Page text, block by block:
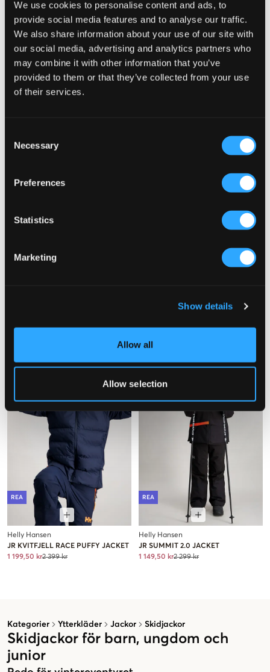
We use cookies to personalise content and ads, to
provide social media features and to analyse our traffic.
We also share information about your use of our site with
our social media, advertising and analytics partners who
may combine it with other information that you’ve
provided to them or that they’ve collected from your use
of their services.
Selection
Necessary
Preferences
Statistics
Marketing
Show details
Allow all
Allow selection
Kategorier Ytterkläder Jackor Skidjackor
Skidjackor för barn, ungdom och
junior
REA
JR GIRL NORA PUFFY JACKET
1 199,50 kr2 399 kr
REA
8848 Altitude
SAGA SKI JACKET
1 449,50 kr2 899 kr
REA
HENDRIX SKI PUFFER
REA
Helly Hansen
JR KVITFJELL RACE PUFFY JACKET
1 199,50 kr2 399 kr
REA
Helly Hansen
JR SUMMIT 2.0 JACKET
1 149,50 kr2 299 kr